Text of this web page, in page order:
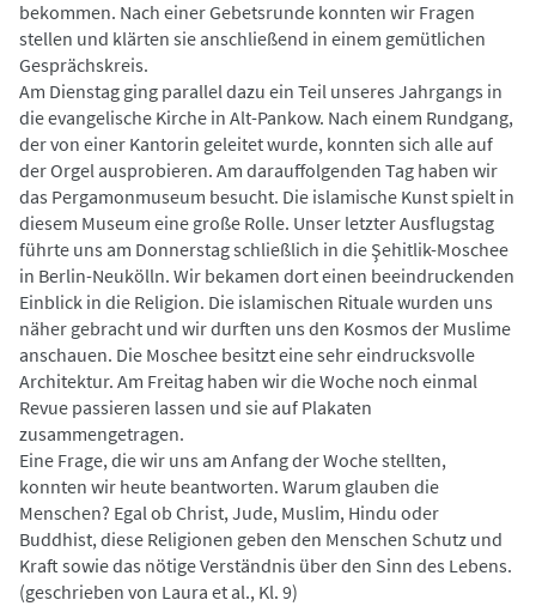
bekommen. Nach einer Gebetsrunde konnten wir Fragen
stellen und klärten sie anschließend in einem gemütlichen
Gesprächskreis.
Am Dienstag ging parallel dazu ein Teil unseres Jahrgangs in
die evangelische Kirche in Alt-Pankow. Nach einem Rundgang,
der von einer Kantorin geleitet wurde, konnten sich alle auf
der Orgel ausprobieren. Am darauffolgenden Tag haben wir
das Pergamonmuseum besucht. Die islamische Kunst spielt in
diesem Museum eine große Rolle. Unser letzter Ausflugstag
führte uns am Donnerstag schließlich in die Şehitlik-Moschee
in Berlin-Neukölln. Wir bekamen dort einen beeindruckenden
Einblick in die Religion. Die islamischen Rituale wurden uns
näher gebracht und wir durften uns den Kosmos der Muslime
anschauen. Die Moschee besitzt eine sehr eindrucksvolle
Architektur. Am Freitag haben wir die Woche noch einmal
Revue passieren lassen und sie auf Plakaten
zusammengetragen.
Eine Frage, die wir uns am Anfang der Woche stellten,
konnten wir heute beantworten. Warum glauben die
Menschen? Egal ob Christ, Jude, Muslim, Hindu oder
Buddhist, diese Religionen geben den Menschen Schutz und
Kraft sowie das nötige Verständnis über den Sinn des Lebens.
(geschrieben von Laura et al., Kl. 9)